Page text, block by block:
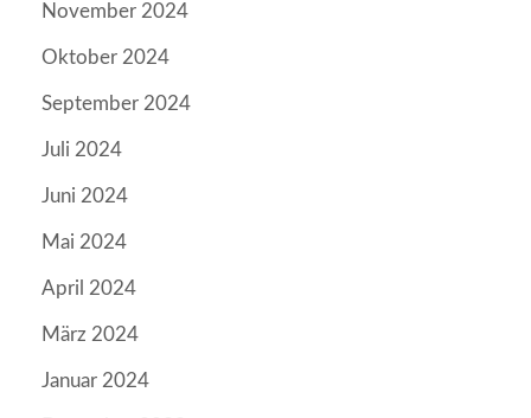
November 2024
Oktober 2024
September 2024
Juli 2024
Juni 2024
Mai 2024
April 2024
März 2024
Januar 2024